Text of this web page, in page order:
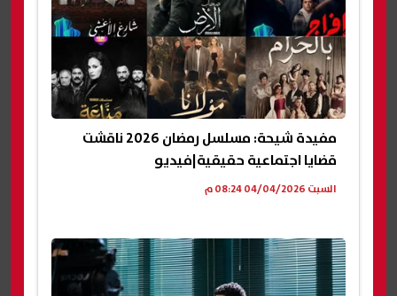
مفيدة شيحة: مسلسل رمضان 2026 ناقشت
قضايا اجتماعية حقيقية|فيديو
السبت 04/04/2026 08:24 م